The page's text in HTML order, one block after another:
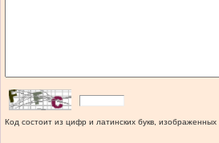
Код состоит из цифр и латинских букв, изображенных